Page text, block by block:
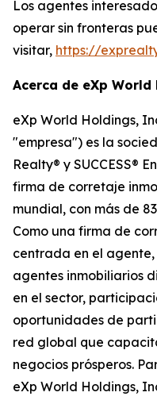
Los agentes
operar sin fronteras
visitar, https://
Acerca de eXp
eXp World Holdings,
"empresa") es la
Realty® y SUCCESS®
firma de corretaje
mundial, con más de
Como una firma de
centrada en el
agentes inmobiliarios
en el sector,
oportunidades de
red global que
negocios prósperos.
eXp World Holdings,